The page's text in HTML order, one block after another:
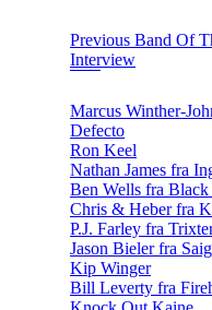
Previous Band Of
Interview
Marcus Winther-
Defecto
Ron Keel
Nathan James fra
Ben Wells fra
Chris & Heber fra
P.J. Farley fra
Jason Bieler fra
Kip Winger
Bill Leverty fra